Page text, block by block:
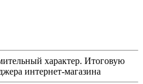
характер. Итоговую
интернет-магазина